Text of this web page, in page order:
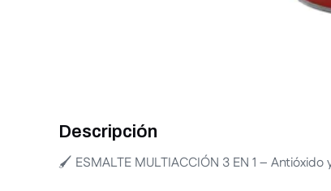
Descripción
🖌️ ESMALTE MULTIACCIÓN 3 EN 1 –